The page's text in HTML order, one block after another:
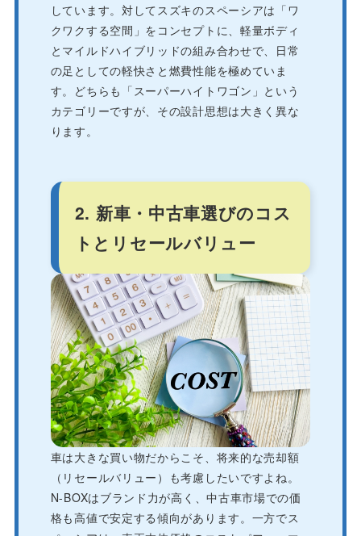
しています。対してスズキのスペーシアは「ワ
クワクする空間」をコンセプトに、軽量ボディ
とマイルドハイブリッドの組み合わせで、日常
の足としての軽快さと燃費性能を極めていま
す。どちらも「スーパーハイトワゴン」という
カテゴリーですが、その設計思想は大きく異な
ります。
2. 新車・中古車選びのコス
トとリセールバリュー
車は大きな買い物だからこそ、将来的な売却額
（リセールバリュー）も考慮したいですよね。
N-BOXはブランド力が高く、中古車市場での価
格も高値で安定する傾向があります。一方でス